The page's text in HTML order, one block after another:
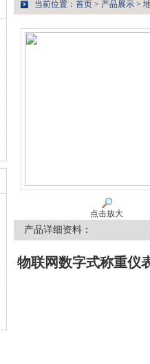
当前位置： 首页 > 产品展示 >
点击放大
产品详细资料：
物联网数字式称重仪